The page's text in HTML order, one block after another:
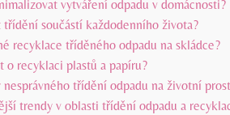
vytváření odpadu v domácnosti?
součástí každodenního života?
recyklace tříděného odpadu na skládce?
o recyklaci plastů a papíru?
nesprávného třídění odpadu na životní
trendy v oblasti třídění odpadu a